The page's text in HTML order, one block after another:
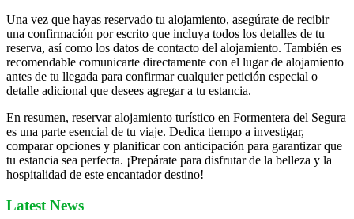
Una vez que hayas reservado tu alojamiento, asegúrate de recibir
una confirmación por escrito que incluya todos los detalles de tu
reserva, así como los datos de contacto del alojamiento. También es
recomendable comunicarte directamente con el lugar de alojamiento
antes de tu llegada para confirmar cualquier petición especial o
detalle adicional que desees agregar a tu estancia.
En resumen, reservar alojamiento turístico en Formentera del Segura
es una parte esencial de tu viaje. Dedica tiempo a investigar,
comparar opciones y planificar con anticipación para garantizar que
tu estancia sea perfecta. ¡Prepárate para disfrutar de la belleza y la
hospitalidad de este encantador destino!
Latest News